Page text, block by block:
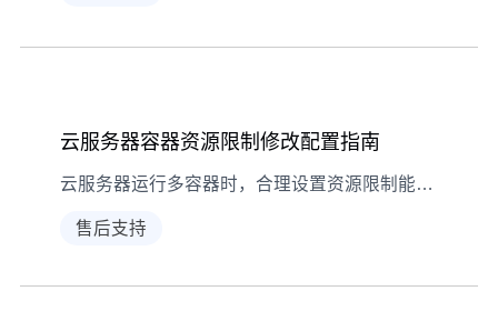
云服务器容器资源限制修改配置指南
云服务器运行多容器时，合理设置资源限制能避免资源抢占，保障应用稳定。本文详解Docker、Kubernetes环境下的容器CPU/内存限制配置方法，新手也能快速上手。
售后支持